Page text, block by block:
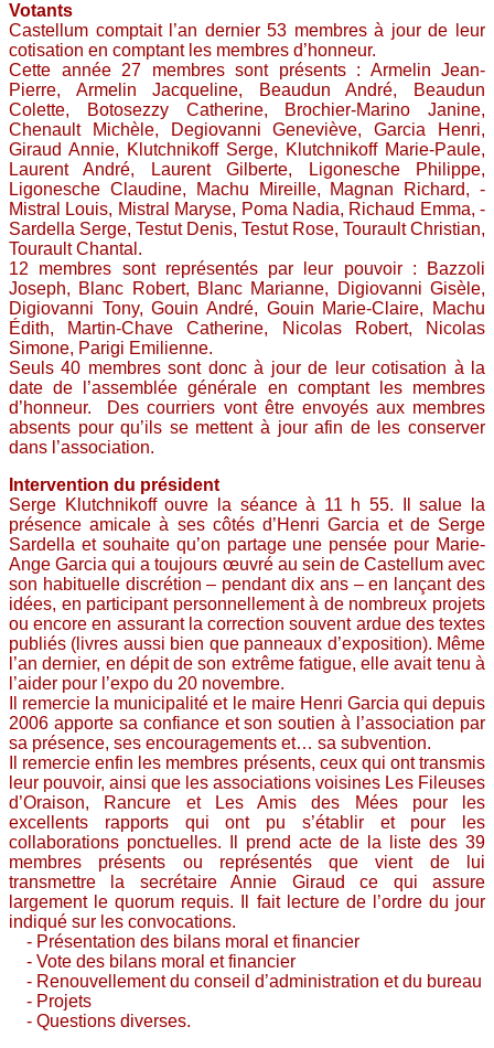
Votants
Castellum comptait l’an dernier 53 membres à jour de leur
cotisation en comptant les membres d’honneur.
Cette année 27 membres sont présents : Armelin Jean-
Pierre, Armelin Jacqueline, ­Beaudun ­André, ­Beaudun
Colette, Botosezzy ­Catherine, Brochier-­Marino Janine,
Chenault Michèle, ­Degiovanni Geneviève, Garcia Henri,
Giraud Annie, Klutchnikoff Serge, Klutchnikoff Marie-Paule,
Laurent André, ­Laurent Gilberte, Ligonesche Philippe,
Ligonesche Claudine, ­Machu Mireille, ­Magnan Richard, ­
Mistral Louis, Mistral Maryse, Poma ­Nadia, ­Richaud Emma, ­
Sardella Serge, ­Testut Denis, Testut Rose, Tourault Christian,
Tourault Chantal.
12 membres sont représentés par leur pouvoir : Bazzoli
Joseph, Blanc Robert, Blanc ­Marianne, Digiovanni Gisèle,
Digiovanni Tony, Gouin André, Gouin Marie-Claire, Machu
Édith, Martin-Chave ­Catherine, Nicolas Robert, Nicolas
Simone, Parigi ­Emilienne.
Seuls 40 membres sont donc à jour de leur cotisation à la
date de l’assemblée générale en comptant les membres
d’honneur. Des courriers vont être envoyés aux membres
absents pour qu’ils se mettent à jour afin de les conserver
dans l’association.
Intervention du président
Serge Klutchnikoff ouvre la séance à 11 h 55. Il salue la
présence amicale à ses côtés d’Henri Garcia et de Serge
Sardella et souhaite qu’on partage une pensée pour Marie-
Ange Garcia qui a toujours œuvré au sein de Castellum avec
son habituelle discrétion – pendant dix ans – en lançant des
idées, en participant personnellement à de nombreux projets
ou encore en assurant la correction souvent ardue des textes
publiés (livres aussi bien que panneaux d’exposition). Même
l’an dernier, en dépit de son extrême fatigue, elle avait tenu à
l’aider pour l’expo du 20 novembre.
Il remercie la municipalité et le maire Henri Garcia qui depuis
2006 apporte sa confiance et son soutien à l’association par
sa présence, ses encouragements et… sa subvention.
Il remercie enfin les membres présents, ceux qui ont transmis
leur pouvoir, ainsi que les associations voisines Les Fileuses
d’Oraison, Rancure et Les Amis des Mées pour les
excellents rapports qui ont pu s’établir et pour les
collaborations ponctuelles. Il prend acte de la liste des 39
membres présents ou représentés que vient de lui
transmettre la secrétaire Annie Giraud ce qui assure
largement le quorum requis. Il fait lecture de l’ordre du jour
indiqué sur les convocations.
- Présentation des bilans moral et financier
- Vote des bilans moral et financier
- Renouvellement du conseil d’administration et du bureau
- Projets
- Questions diverses.